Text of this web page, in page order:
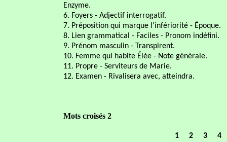
Enzyme.
6. Foyers - Adjectif interrogatif.
7. Préposition qui marque l'infériorité - Époque.
8. Lien grammatical - Faciles - Pronom indéfini.
9. Prénom masculin - Transpirent.
10. Femme qui habite Élée - Note générale.
11. Propre - Serviteurs de Marie.
12. Examen - Rivalisera avec, atteindra.
Mots croisés 2
1 2 3
4